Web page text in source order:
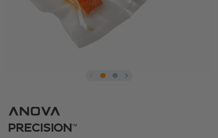
in
PRECISION™